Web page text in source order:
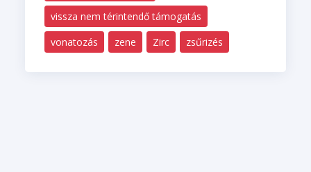
vissza nem térintendő támogatás
vonatozás
zene Zirc zsűrizés